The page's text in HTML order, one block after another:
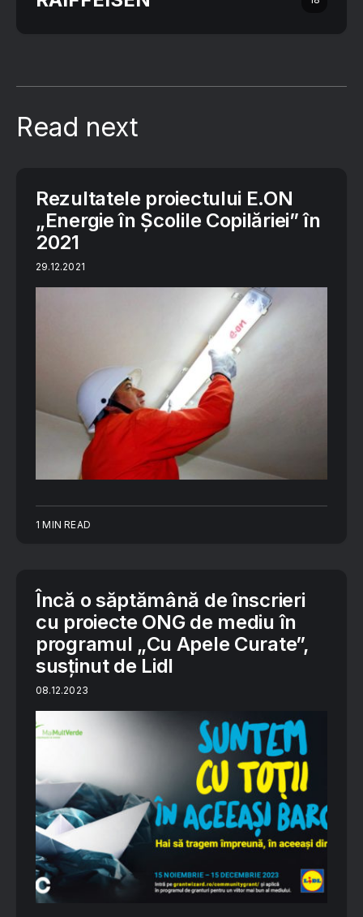
Read next
Rezultatele proiectului E.ON
„Energie în Școlile Copilăriei” în
2021
29.12.2021
1 MIN READ
Încă o săptămână de înscrieri
cu proiecte ONG de mediu în
programul „Cu Apele Curate”,
susținut de Lidl
08.12.2023